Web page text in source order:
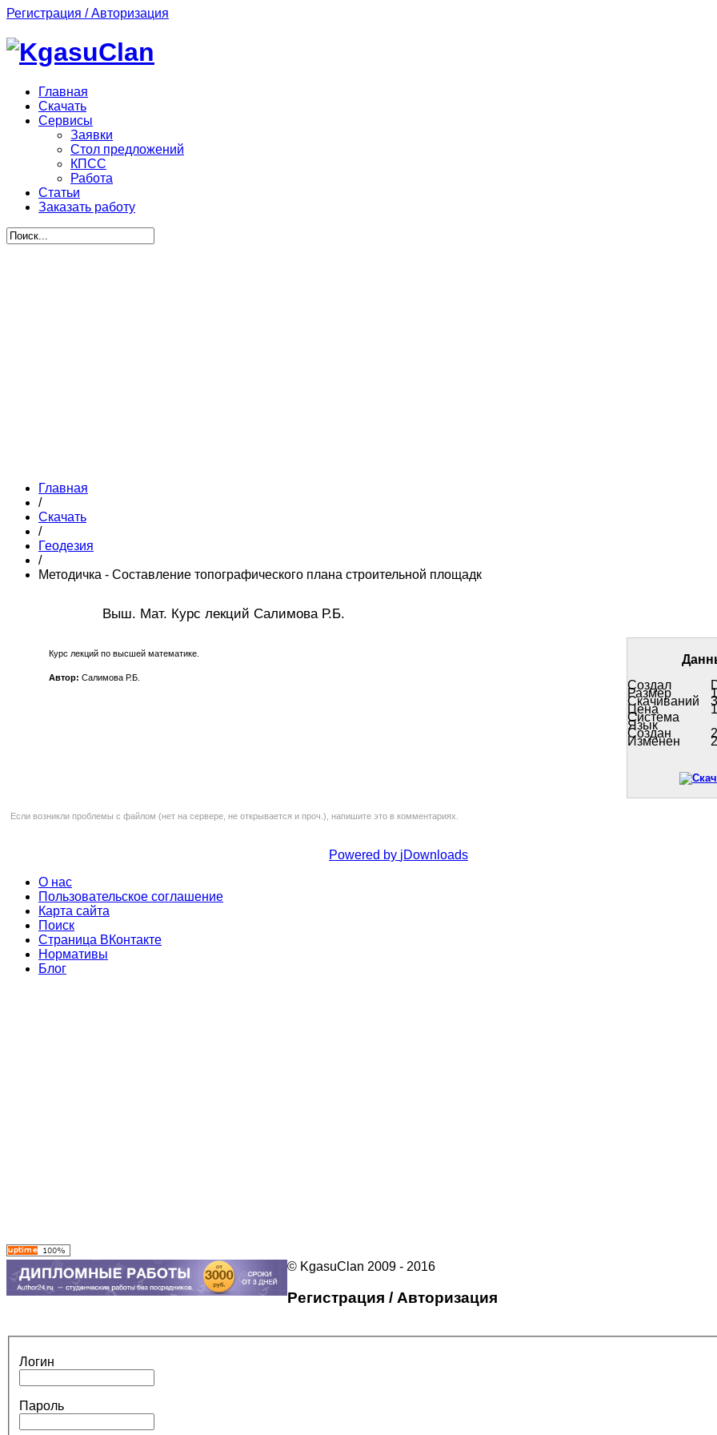
Регистрация / Авторизация
Главная
Скачать
Сервисы
Заявки
Стол предложений
КПСС
Работа
Статьи
Заказать работу
Главная
/
Скачать
/
Геодезия
/
Методичка - Составление топографического плана строительной площадк
Выш. Мат. Курс лекций Салимова Р.Б.
Курс лекций по высшей математике.
Автор: Салимова Р.Б.
Создал
Размер
Скачиваний
Цена
Система
Язык
Создан
Изменен
Если возникли проблемы с файлом (нет на сервере, не открывается и проч.), напишите это в комментариях.
Powered by jDownloads
О нас
Пользовательское соглашение
Карта сайта
Поиск
Страница ВКонтакте
Нормативы
Блог
© KgasuClan 2009 - 2016
Регистрация / Авторизация
Логин
Пароль